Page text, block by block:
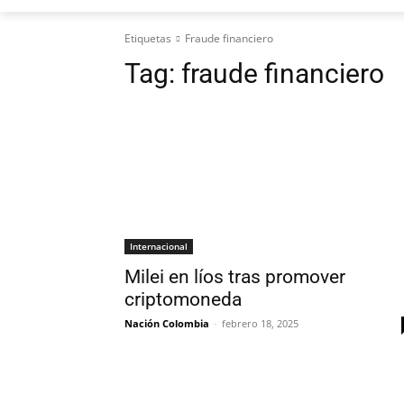
Etiquetas Fraude financiero
Tag: fraude financiero
Internacional
Milei en líos tras promover
criptomoneda
Nación Colombia - febrero 18, 2025